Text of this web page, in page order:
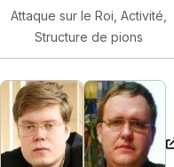
Attaque sur le Roi, Activité,
Structure de pions